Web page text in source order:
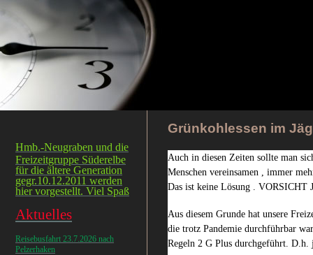
Hmb.-Neugraben und die
Freizeitgruppe Süderelbe
für die ältere Generation
gegr.10.12.2011 werden
hier vorgestellt. Viel Spaß
Aktuelles
Reisebusfahrt 23.7.2026 nach
Pelzerhaken
Grünkohlessen im
Auch in diesen Zeiten sollte man
Menschen vereinsamen , immer
Das ist keine Lösung . VORSICHT
Aus diesem Grunde hat unsere
die trotz Pandemie durchführbar
Regeln 2 G Plus durchgeführt.